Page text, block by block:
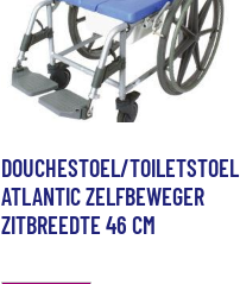
DOUCHESTOEL/TOILETSTOEL
ATLANTIC ZELFBEWEGER
ZITBREEDTE 46 CM